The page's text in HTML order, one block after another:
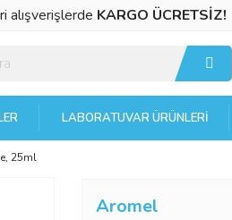
alışverişlerde KARGO ÜCRETSİZ!
LABORATUVAR ÜRÜNLERI
25ml
Aromel